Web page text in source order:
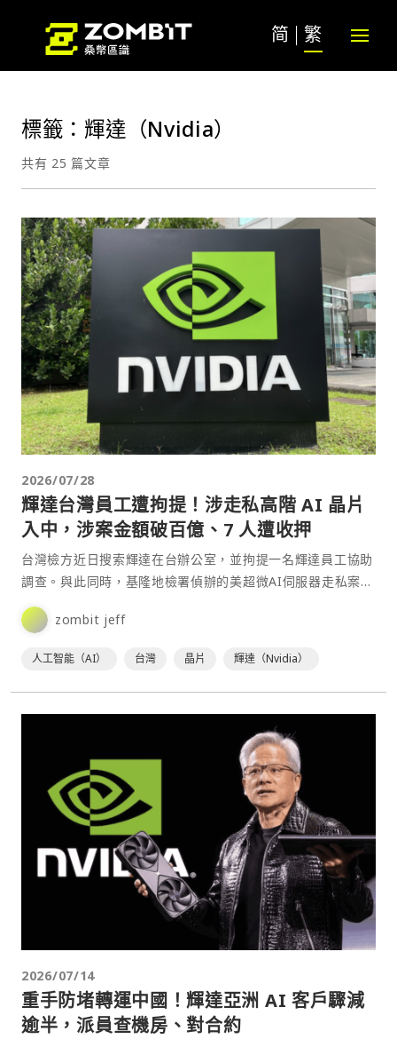
简 繁
標籤：輝達（Nvidia）
共有 25 篇文章
2026/07/28
輝達台灣員工遭拘提！涉走私高階 AI 晶片
入中，涉案金額破百億、7 人遭收押
台灣檢方近日搜索輝達在台辦公室，並拘提一名輝達員工協助
調查。與此同時，基隆地檢署偵辦的美超微AI伺服器走私案也
直指輝達內部，資深業務發展經理張登隆因涉嫌協助管制晶
片⋯ zombit jeff
人工智能（AI） 台灣 晶片 輝達（Nvidia）
2026/07/14
重手防堵轉運中國！輝達亞洲 AI 客戶驟減
逾半，派員查機房、對合約